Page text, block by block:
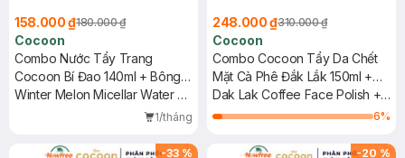
158.000 ₫180.000 ₫
Cocoon
Combo Nước Tẩy Trang
Cocoon Bí Đao 140ml + Bông
Tẩy Trang Hotosu 150 Miếng
Winter Melon Micellar Water +
1/tháng
248.000 ₫310.000 ₫
Cocoon
Combo Cocoon Tẩy Da Chết
Mặt Cà Phê Đắk Lắk 150ml +
Nước Tẩy Trang Bí Đao 140ml
Dak Lak Coffee Face Polish +
Winter Melon Micellar Water6%
-33 % -20 %